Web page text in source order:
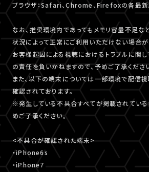
ブラウザ：Safari、Chrome、Firefoxの各最
なお、推奨環境内であってもメモリ容量不足な
状況によって正常にご利用いただけない場合が
お客様起因による視聴におけるトラブルに関
の責任を負いかねますので、予めご了承くださ
また、以下の端末については一部環境で配信
確認されております。
※発生している不具合すべてが掲載されている
めご了承ください。
<不具合が確認された端末>
・iPhone6s
・iPhone7